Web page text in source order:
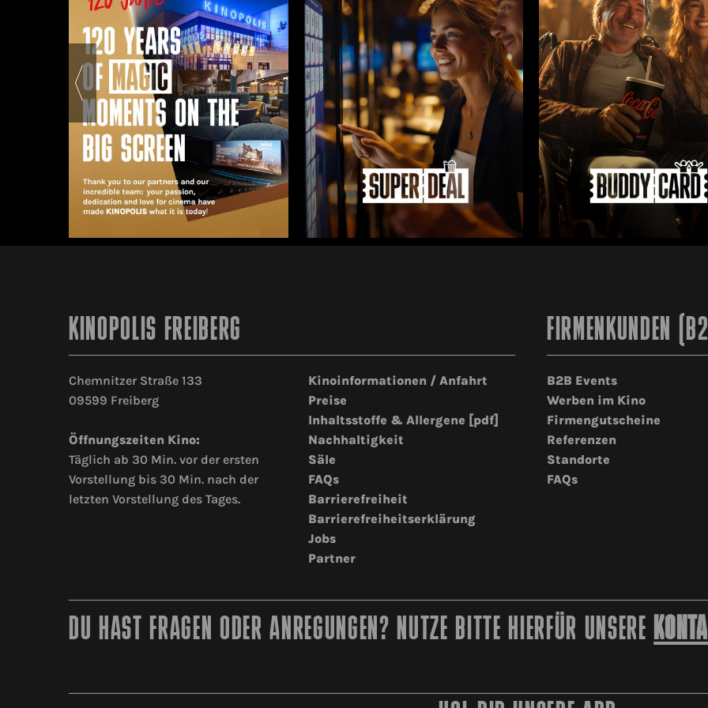
KINOPOLIS FREIBERG
Chemnitzer Straße 133
09599 Freiberg
Öffnungszeiten Kino:
Täglich ab 30 Min. vor der ersten
Vorstellung bis 30 Min. nach der
letzten Vorstellung des Tages.
Kinoinformationen / Anfahrt
Preise
Inhaltsstoffe & Allergene [pdf]
Nachhaltigkeit
Säle
FAQs
Barrierefreiheit
Barrierefreiheitserklärung
Jobs
Partner
FIRMENKUNDEN
B2B Events
Werben im Kino
Firmengutscheine
Referenzen
Standorte
FAQs
DU HAST FRAGEN ODER ANREGUNGEN? NUTZE BITTE HIERFÜR UNSERE